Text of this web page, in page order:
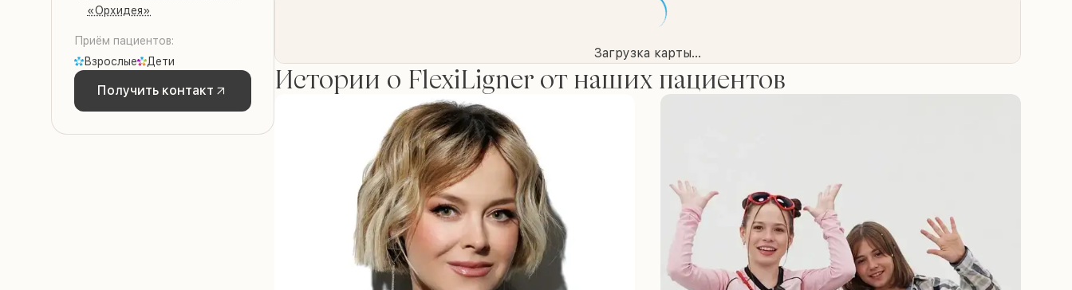
«Орхидея»
Приём пациентов:
Взрослые
Дети
Получить контакт
Загрузка карты...
Истории о FlexiLigner от наших пациентов